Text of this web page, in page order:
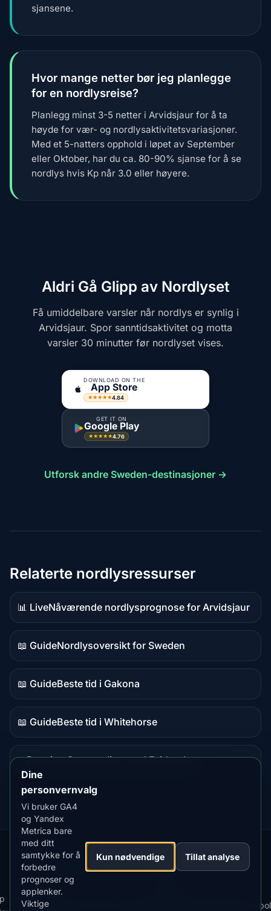
sjansene.
Hvor mange netter bør jeg planlegge
for en nordlysreise?
Planlegg minst 3-5 netter i Arvidsjaur for å ta
høyde for vær- og nordlysaktivitetsvariasjoner.
Med et 5-natters opphold i løpet av September
eller Oktober, har du ca. 80-90% sjanse for å se
nordlys hvis Kp når 3.0 eller høyere.
Aldri Gå Glipp av Nordlyset
Få umiddelbare varsler når nordlys er synlig i
Arvidsjaur. Spor sanntidsaktivitet og motta
varsler 30 minutter før nordlyset vises.
DOWNLOAD ON THE
App Store
★★★★★4.84
GET IT ON
Google Play
★★★★★4.76
Utforsk andre Sweden-destinasjoner →
Relaterte nordlysressurser
📊 Live
Live-
data
Nåværende nordlysprognose for Arvidsjaur
📖 Guide
Guideinnhold
Nordlysoversikt for Sweden
📖 Guide
Guideinnhold
Beste tid i Gakona
📖 Guide
Guideinnhold
Beste tid i Whitehorse
⭐ Premium
destinasjon
Sammenlign med Fairbanks
Our
Apps:
Snow
Forecast
MistyWay·
Lightning
Tracker
·TanPilot·Benzio
Best
·
Last
ned
Dine
personvernvalg
Vi bruker GA4
og Yandex
Metrica bare
med ditt
samtykke for å
forbedre
prognoser og
applenker.
Viktige
Kun nødvendige Tillat analyse